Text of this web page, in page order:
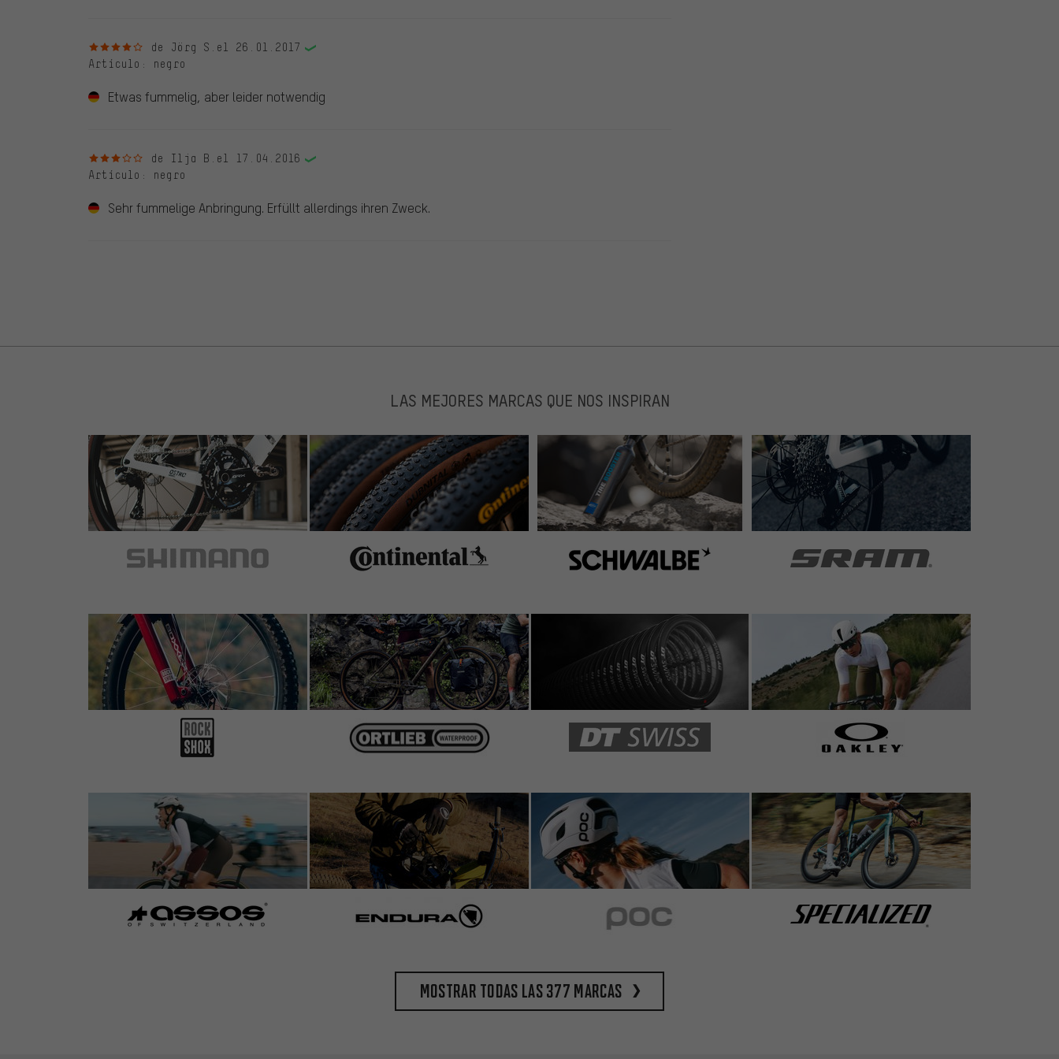
4 de 5 estrellas
de Jörg S. el 26.01.2017
Artículo : negro
Etwas fummelig, aber leider notwendig
3 de 5 estrellas
de Ilja B. el 17.04.2016
Artículo : negro
Sehr fummelige Anbringung. Erfüllt allerdings ihren Zweck.
LAS MEJORES MARCAS QUE NOS INSPIRAN
Mostrar todas las 377 marcas